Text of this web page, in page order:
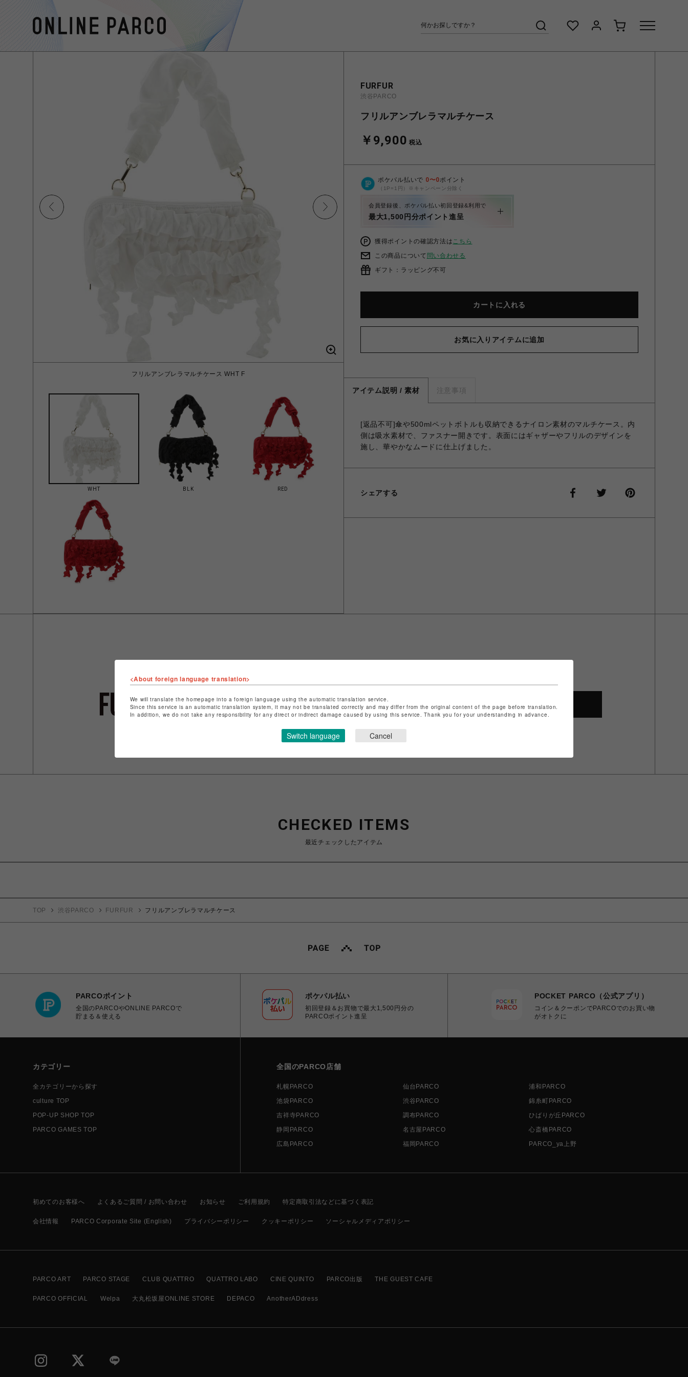
フリルアンブレラマルチケース WHT F
WHT BLK RED
FURFUR
渋谷PARCO
フリルアンブレラマルチケース
￥9,900 税込
ポケパル払いで 0〜0ポイント
（1P=1円）※キャンペーン分除く
会員登録後、ポケパル払い初回登録&利用で
最大1,500円分ポイント進呈
獲得ポイントの確認方法はこちら
この商品について 問い合わせる
ギフト：ラッピング不可
カートに入れる
お気に入りアイテムに追加
アイテム説明 / 素材 注意事項
[返品不可]傘や500mlペットボトルも収納できるナイロン素材のマルチケース。内
側は吸水素材で、ファスナー開きです。表面にはギャザーやフリルのデザインを
施し、華やかなムードに仕上げました。
シェアする
ショップ名
特定商取引法など法令に基づく表記はこちら
ショップお問い合わせはこちら
SHOP TOP
CHECKED ITEMS
最近チェックしたアイテム
TOP 渋谷PARCO FURFUR フリルアンブレラマルチケース
PARCOポイント
全国のPARCOやONLINE PARCOで
貯まる＆使える
ポケパル払い
初回登録＆お買物で最大1,500円分の
PARCOポイント進呈
POCKET PARCO（公式アプリ）
コイン＆クーポンでPARCOでのお買い物
がオトクに
カテゴリー
全カテゴリーから探す
culture TOP
POP-UP SHOP TOP
PARCO GAMES TOP
全国のPARCO店舗
札幌PARCO 仙台PARCO
浦和PARCO
池袋PARCO
渋谷PARCO
錦糸町PARCO
吉祥寺PARCO
調布PARCO
ひばりが丘PARCO
静岡PARCO
名古屋PARCO
心斎橋PARCO
広島PARCO
福岡PARCO PARCO_ya上野
初めてのお客様へ よくあるご質問 / お問い合わせ お知らせ ご利用規約 特定商取引法などに基づく表記
会社情報 PARCO Corporate Site (English) プライバシーポリシー クッキーポリシー ソーシャルメディアポリシー
PARCO ART PARCO STAGE CLUB QUATTRO QUATTRO LABO CINE QUINTO PARCO出版 THE GUEST CAFE
PARCO OFFICIAL Welpa 大丸松坂屋ONLINE STORE DEPACO AnotherADdress
<About foreign language translation>
We will translate the homepage into a foreign language using the automatic translation service.
Since this service is an automatic translation system, it may not be translated correctly and may differ from the original content of the page before translation.
In addition, we do not take any responsibility for any direct or indirect damage caused by using this service. Thank you for your understanding in advance.
Switch language Cancel